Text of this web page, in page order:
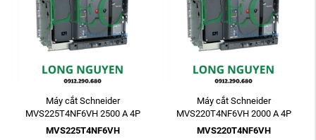
Máy cắt Schneider
MVS225T4NF6VH 2500 A 4P
ETV6G 85kA Electric Fixed
MVS225T4NF6VH
Máy cắt Schneider
MVS220T4NF6VH 2000 A 4P
ETV6G 85kA Electric Fixed
MVS220T4NF6VH